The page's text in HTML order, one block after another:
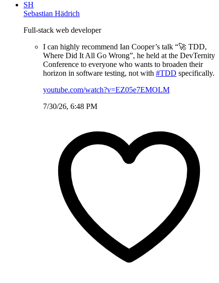
SH
Sebastian Hädrich
Full-stack web developer
I can highly recommend Ian Cooper’s talk “🚀 TDD,
Where Did It All Go Wrong”, he held at the DevTernity
Conference to everyone who wants to broaden their
horizon in software testing, not with #TDD specifically.
youtube.com/watch?v=EZ05e7EMOLM
7/30/26, 6:48 PM